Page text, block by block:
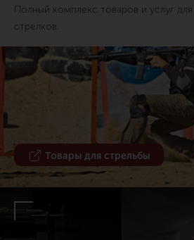
Полный комплекс товаров и услуг для
стрелков.
Товары для стрельбы